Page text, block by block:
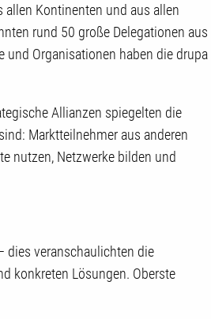
Kontinenten und aus allen
rund 50 große Delegationen aus
und Organisationen haben die drupa
Allianzen spiegelten die
Marktteilnehmer aus anderen
nutzen, Netzwerke bilden und
dies veranschaulichten die
konkreten Lösungen. Oberste